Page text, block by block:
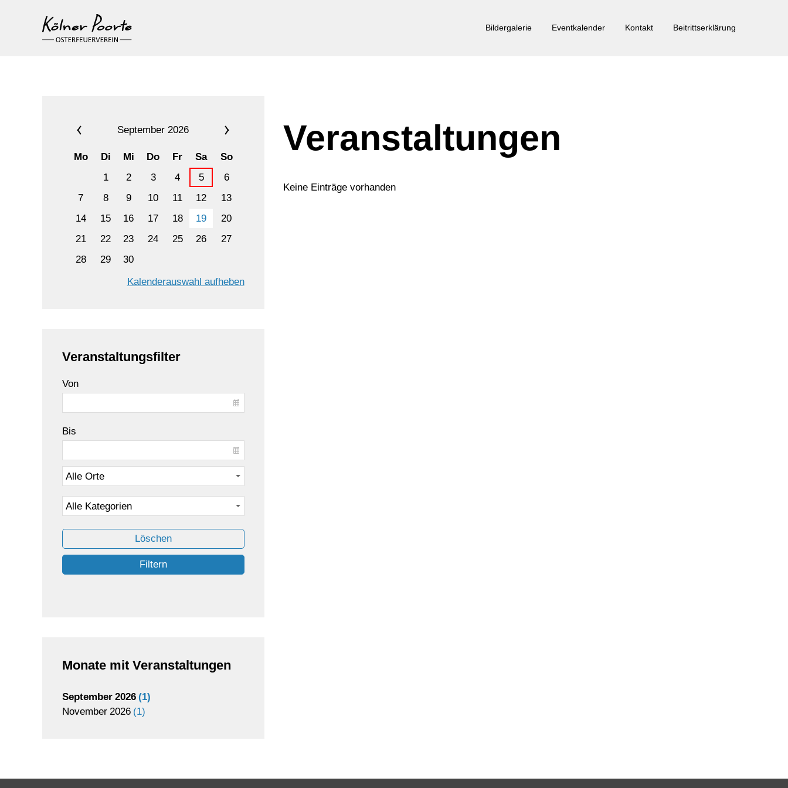
Bildergalerie Eventkalender Kontakt Beitrittserklärung
September 2026
Mo Di Mi Do Fr Sa
So
1
2 3 4 5
6
7
8 9 10 11 12
13
14
15 16 17 18 19
20
21
22 23 24 25 26
27
28
29
30
Kalenderauswahl aufheben
Veranstaltungsfilter
Von
Bis
Löschen
Filtern
Monate mit Veranstaltungen
September 2026 1
November 2026 1
Veranstaltungen
Keine Einträge vorhanden